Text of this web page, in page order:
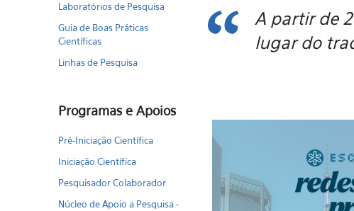
Laboratórios de Pesquisa
Guia de Boas Práticas
Científicas
Linhas de Pesquisa
Programas e Apoios
Pré-Iniciação Científica
Iniciação Científica
Pesquisador Colaborador
Núcleo de Apoio a Pesquisa -
A partir de
lugar do